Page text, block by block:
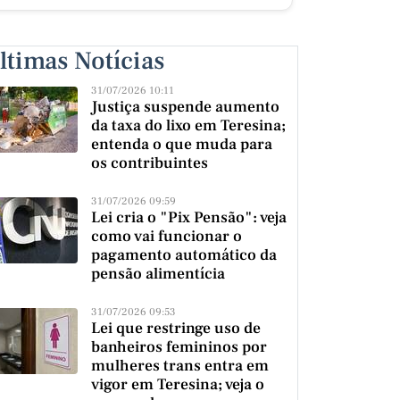
Notícias
31/07/2026 10:11
Justiça suspende aumento
da taxa do lixo em Teresina;
entenda o que muda para
os contribuintes
31/07/2026 09:59
Lei cria o "Pix Pensão": veja
como vai funcionar o
pagamento automático da
pensão alimentícia
31/07/2026 09:53
Lei que restringe uso de
banheiros femininos por
mulheres trans entra em
vigor em Teresina; veja o